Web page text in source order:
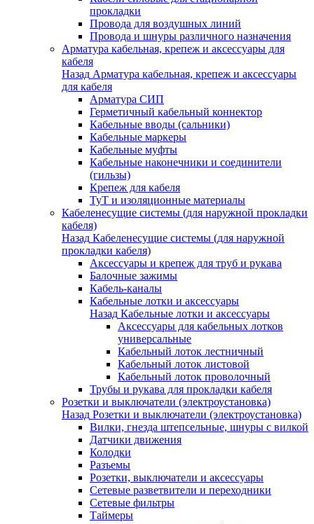
прокладки
Провода для воздушных линий
Провода и шнуры различного назначения
Арматура кабельная, крепеж и аксессуары для
кабеля
Назад Арматура кабельная, крепеж и аксессуары
для кабеля
Арматура СИП
Герметичный кабельный коннектор
Кабельные вводы (сальники)
Кабельные маркеры
Кабельные муфты
Кабельные наконечники и соединители
(гильзы)
Крепеж для кабеля
ТуТ и изоляционные материалы
Кабеленесущие системы (для наружной прокладки
кабеля)
Назад Кабеленесущие системы (для наружной
прокладки кабеля)
Аксессуары и крепеж для труб и рукава
Балочные зажимы
Кабель-каналы
Кабельные лотки и аксессуары
Назад Кабельные лотки и аксессуары
Аксессуары для кабельных лотков
универсальные
Кабельный лоток лестничный
Кабельный лоток листовой
Кабельный лоток проволочный
Трубы и рукава для прокладки кабеля
Розетки и выключатели (электроустановка)
Назад Розетки и выключатели (электроустановка)
Вилки, гнезда штепсельные, шнуры с вилкой
Датчики движения
Колодки
Разъемы
Розетки, выключатели и аксессуары
Сетевые разветвители и переходники
Сетевые фильтры
Таймеры